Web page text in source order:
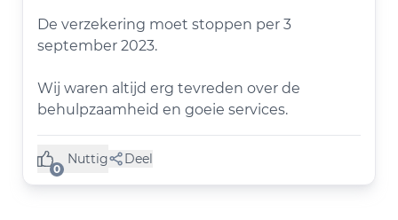
De verzekering moet stoppen per 3
september 2023.
Wij waren altijd erg tevreden over de
behulpzaamheid en goeie services.
0
Nuttig
(0 like) Deel